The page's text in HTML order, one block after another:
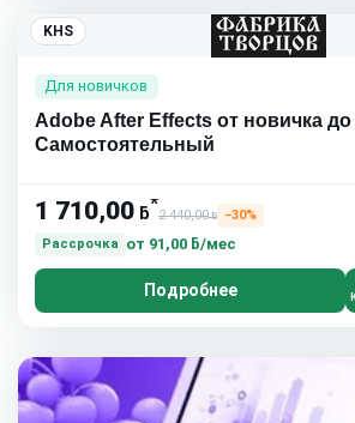
KHS
Для новичков
Adobe After Effects от новичка
Самостоятельный
1 710,00 ƃ*
2 440,00ƃ
−30%
Рассрочка
от 91,00 ƃ/мес
Подробнее